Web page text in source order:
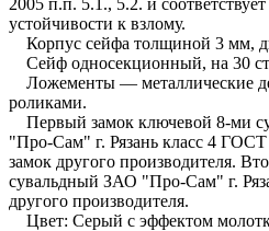
устойчивости к взлому.
Корпус сейфа толщиной 3 мм,
Сейф односекционный, на 30
Ложементы — металлические
роликами.
Первый замок ключевой 8-ми
"Про-Сам" г. Рязань класс 4
замок другого производителя.
сувальдный ЗАО "Про-Сам" г.
другого производителя.
Цвет: Серый с эффектом